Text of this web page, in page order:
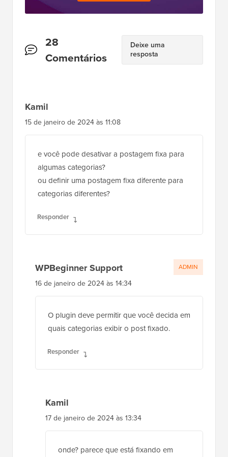
Interações
do
28
Comentários
Deixe uma
resposta
Kamil
15 de janeiro de 2024 às 11:08
e você pode desativar a postagem fixa para
algumas categorias?
ou definir uma postagem fixa diferente para
categorias diferentes?
Responder
WPBeginner Support
16 de janeiro de 2024 às 14:34
O plugin deve permitir que você decida em
quais categorias exibir o post fixado.
Responder
ADMIN
Kamil
17 de janeiro de 2024 às 13:34
onde? parece que está fixando em